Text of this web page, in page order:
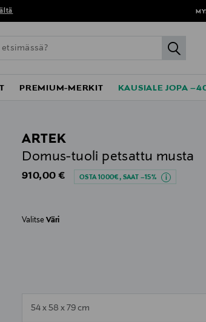
PREMIUM-MERKIT KAUSIALE JOPA
ARTEK
Domus-tuoli petsattu musta
Original Price
910,00 € OSTA 1000€, SAAT –15%
ValitseVäri
54 x 58 x 79 cm
null